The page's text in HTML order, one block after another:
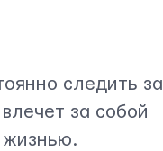
следить за
за собой
жизнью.